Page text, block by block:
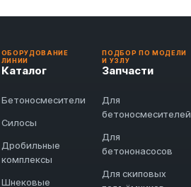
ОБОРУДОВАНИЕ
ЛИНИИ
Каталог
Бетоносмесители
Силосы
Дробильные
комплексы
Шнековые
ПОДБОР ПО МОДЕЛИ
И УЗЛУ
Запчасти
Для
бетоносмесителей
Для
бетононасосов
Для скиповых